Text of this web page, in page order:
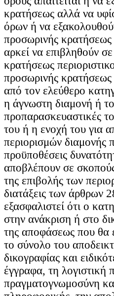
κρατήσεως αλλά να
όρων ή να
προσωρινής κρατήσεως
αρκεί να επιβληθούν
κρατήσεως
προσωρινής
από τον ελεύθερο
η άγνωστη διαμονή ή
προπαρασκευαστικές
του ή η ενοχή του για
περιορισμών διαμονής
προϋποθέσεις
αποβλέπουν σε
της επιβολής των
διατάξεις των
εξασφαλιστεί ότι ο
στην ανάκριση ή στο
της αποφάσεως που θα
το σύνολο του
δικογραφίας και
έγγραφα, τη
πραγματογνωμοσύνη